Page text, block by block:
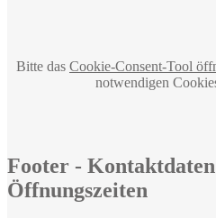
Bitte das Cookie-Consent-Tool
notwendigen
Footer -
Öffnungszeiten